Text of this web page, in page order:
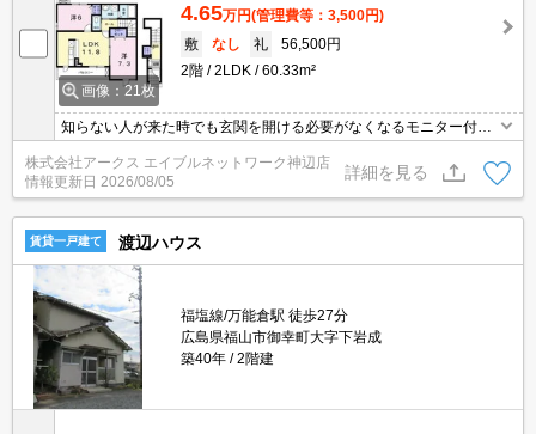
画像：21枚
4.65万円(管理費等：3,500円)
敷
なし 礼
56,500円
2階
2LDK 60.33m²
知らない人が来た時でも玄関を開ける必要がなくなるモニター付き
インターホンを備えております。室内設備は浴室乾燥機・洗面所独
立など豊富に揃っており、過ごしやすいお部屋になっております。
このアパートはチューナーのご用意とご契約だけでBSを楽しめま
す。新しい生活にお勧めなのが、こちらのアパートです。
株式会社アークス エイブルネットワーク神辺店
情報更新日 2026/08/05
詳細を見る
賃貸一戸建て 渡辺ハウス
福塩線/万能倉駅 徒歩27分
広島県福山市御幸町大字下岩成
築40年
2階建